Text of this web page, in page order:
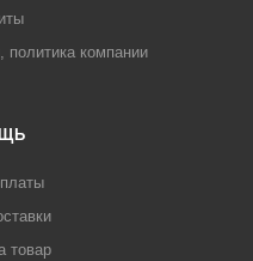
компании
товар